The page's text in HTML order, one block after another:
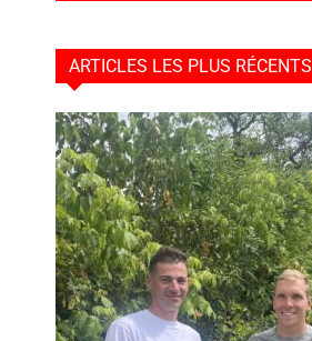
ARTICLES LES PLUS RÉCENTS